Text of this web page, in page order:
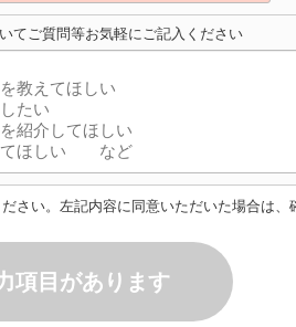
てご質問等お気軽にご記入ください
さい。左記内容に同意いただいた場合は、
項目があります